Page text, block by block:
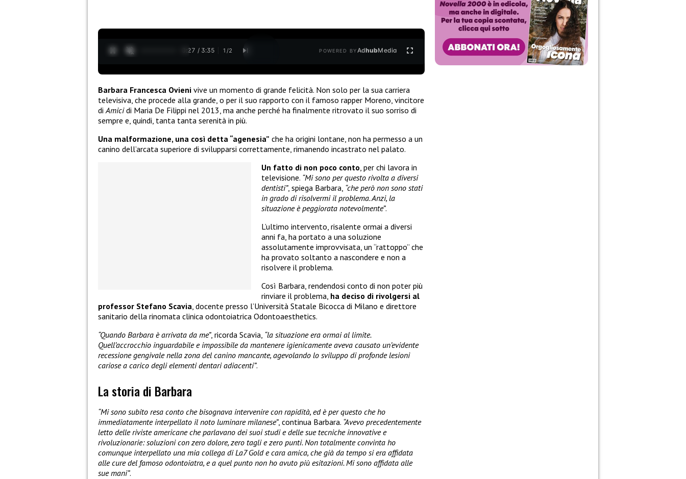
0:28 / 3:35 1 /2 POWERED BYAdhubMedia
Barbara Francesca Ovieni vive un momento di grande felicità. Non solo per la sua carriera
televisiva, che procede alla grande, o per il suo rapporto con il famoso rapper Moreno, vincitore
di Amicidi Maria De Filippi nel 2013, ma anche perché ha finalmente ritrovato il suo sorriso di
sempre e, quindi, tanta tanta serenità in più.
Una malformazione, una così detta “agenesia” che ha origini lontane, non ha permesso a un
canino dell’arcata superiore di svilupparsi correttamente, rimanendo incastrato nel palato.
Un fatto di non poco conto , per chi lavora in
televisione. “Mi sono per questo rivolta a diversi
dentisti”, spiega Barbara, “che però non sono stati
in grado di risolvermi il problema. Anzi, la
situazione è peggiorata notevolmente”.
L’ultimo intervento, risalente ormai a diversi
anni fa, ha portato a una soluzione
assolutamente improvvisata, un “rattoppo” che
ha provato soltanto a nascondere e non a
risolvere il problema.
Così Barbara, rendendosi conto di non poter più
rinviare il problema, ha deciso di rivolgersi al
professor Stefano Scavia , docente presso l’Università Statale Bicocca di Milano e direttore
sanitario della rinomata clinica odontoiatrica Odontoaesthetics.
“Quando Barbara è arrivata da me”, ricorda Scavia, “la situazione era ormai al limite.
Quell’accrocchio inguardabile e impossibile da mantenere igienicamente aveva causato un’evidente
recessione gengivale nella zona del canino mancante, agevolando lo sviluppo di profonde lesioni
cariose a carico degli elementi dentari adiacenti”.
La storia di Barbara
“Mi sono subito resa conto che bisognava intervenire con rapidità, ed è per questo che ho
immediatamente interpellato il noto luminare milanese”, continua Barbara. “Avevo precedentemente
letto delle riviste americane che parlavano dei suoi studi e delle sue tecniche innovative e
rivoluzionarie: soluzioni con zero dolore, zero tagli e zero punti. Non totalmente convinta ho
comunque interpellato una mia collega di La7 Gold e cara amica, che già da tempo si era affidata
alle cure del famoso odontoiatra, e a quel punto non ho avuto più esitazioni. Mi sono affidata alle
sue mani”.